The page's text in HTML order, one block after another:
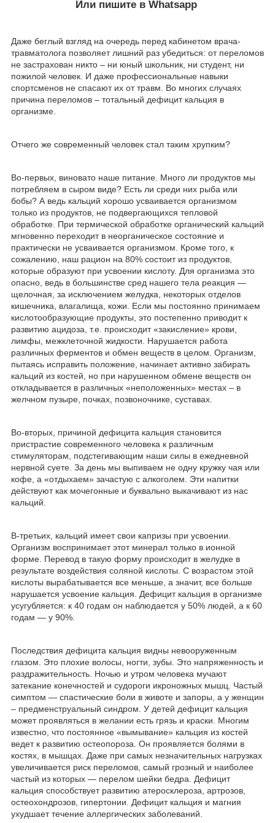
Или пишите в Whatsapp
Даже беглый взгляд на очередь перед кабинетом врача-
травматолога позволяет лишний раз убедиться: от переломов
не застрахован никто – ни юный школьник, ни студент, ни
пожилой человек. И даже профессиональные навыки
спортсменов не спасают их от травм. Во многих случаях
причина переломов – тотальный дефицит кальция в
организме.
Отчего же современный человек стал таким хрупким?
Во-первых, виновато наше питание. Много ли продуктов мы
потребляем в сыром виде? Есть ли среди них рыба или
бобы? А ведь кальций хорошо усваивается организмом
только из продуктов, не подвергающихся тепловой
обработке. При термической обработке органический кальций
мгновенно переходит в неорганическое состояние и
практически не усваивается организмом. Кроме того, к
сожалению, наш рацион на 80% состоит из продуктов,
которые образуют при усвоении кислоту. Для организма это
опасно, ведь в большинстве сред нашего тела реакция ―
щелочная, за исключением желудка, некоторых отделов
кишечника, влагалища, кожи. Если мы постоянно принимаем
кислотообразующие продукты, это постепенно приводит к
развитию ацидоза, т.е. происходит «закисление» крови,
лимфы, межклеточной жидкости. Нарушается работа
различных ферментов и обмен веществ в целом. Организм,
пытаясь исправить положение, начинает активно забирать
кальций из костей, но при нарушенном обмене веществ он
откладывается в различных «неположенных» местах – в
желчном пузыре, почках, позвоночнике, суставах.
Во-вторых, причиной дефицита кальция становится
пристрастие современного человека к различным
стимуляторам, подстегивающим наши силы в ежедневной
нервной суете. За день мы выпиваем не одну кружку чая или
кофе, а «отдыхаем» зачастую с алкоголем. Эти напитки
действуют как мочегонные и буквально выкачивают из нас
кальций.
В-третьих, кальций имеет свои капризы при усвоении.
Организм воспринимает этот минерал только в ионной
форме. Перевод в такую форму происходит в желудке в
результате воздействия соляной кислоты. С возрастом этой
кислоты вырабатывается все меньше, а значит, все больше
нарушается усвоение кальция. Дефицит кальция в организме
усугубляется: к 40 годам он наблюдается у 50% людей, а к 60
годам ― у 90%.
Последствия дефицита кальция видны невооруженным
глазом. Это плохие волосы, ногти, зубы. Это напряженность и
раздражительность. Ночью и утром человека мучают
затекание конечностей и судороги икроножных мышц. Частый
симптом ― спастические боли в животе и запоры, а у женщин
– предменструальный синдром. У детей дефицит кальция
может проявляться в желании есть грязь и краски. Многим
известно, что постоянное «вымывание» кальция из костей
ведет к развитию остеопороза. Он проявляется болями в
костях, в мышцах. Даже при самых незначительных нагрузках
увеличивается риск переломов, самый грозный и наиболее
частый из которых ― перелом шейки бедра. Дефицит
кальция способствует развитию атеросклероза, артрозов,
остеохондрозов, гипертонии. Дефицит кальция и магния
ухудшает течение аллергических заболеваний.